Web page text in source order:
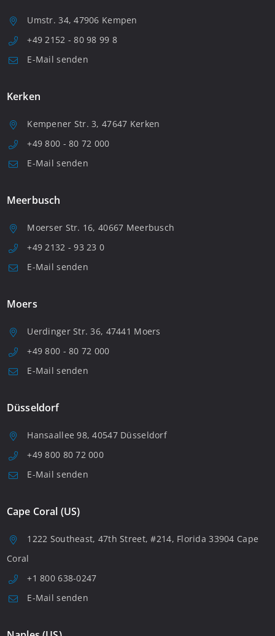
Umstr. 34, 47906 Kempen
+49 2152 - 80 98 99 8
E-Mail senden
Kerken
Kempener Str. 3, 47647 Kerken
+49 800 - 80 72 000
E-Mail senden
Meerbusch
Moerser Str. 16, 40667 Meerbusch
+49 2132 - 93 23 0
E-Mail senden
Moers
Uerdinger Str. 36, 47441 Moers
+49 800 - 80 72 000
E-Mail senden
Düsseldorf
Hansaallee 98, 40547 Düsseldorf
+49 800 80 72 000
E-Mail senden
Cape Coral (US)
1222 Southeast, 47th Street, #214, Florida 33904 Cape
Coral
+1 800 638-0247
E-Mail senden